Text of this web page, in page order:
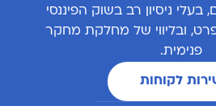
ניסיון רב בשוק הפיננסי
ובליווי של מחלקת מחקר
פנימית.
לקוחות